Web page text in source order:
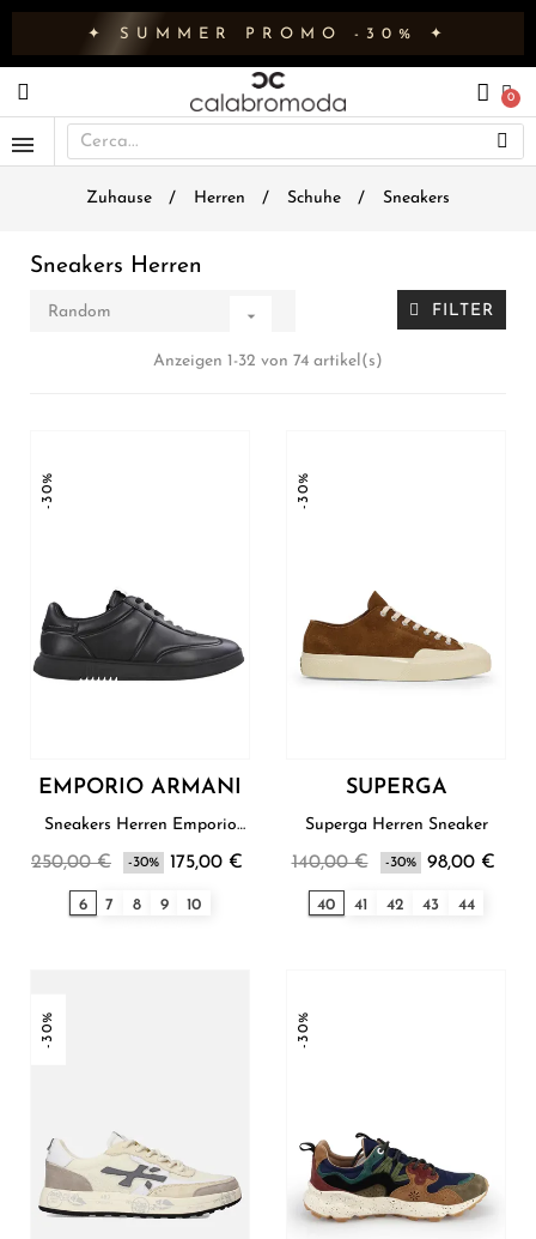
✦ SUMMER PROMO -30% ✦
Zuhause Herren Schuhe Sneakers
Sneakers Herren
Random  FILTER
Anzeigen 1-32 von 74 artikel(s)
-30%
EMPORIO ARMANI
Sneakers Herren Emporio
250,00 € -30% 175,00 €
6 7 8 9 10
-30%
SUPERGA
Superga Herren Sneaker
140,00 € -30% 98,00 €
40 41 42 43 44
-30% -30%